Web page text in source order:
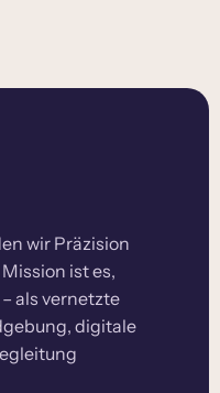
wir Präzision
ist es,
als vernetzte
digitale